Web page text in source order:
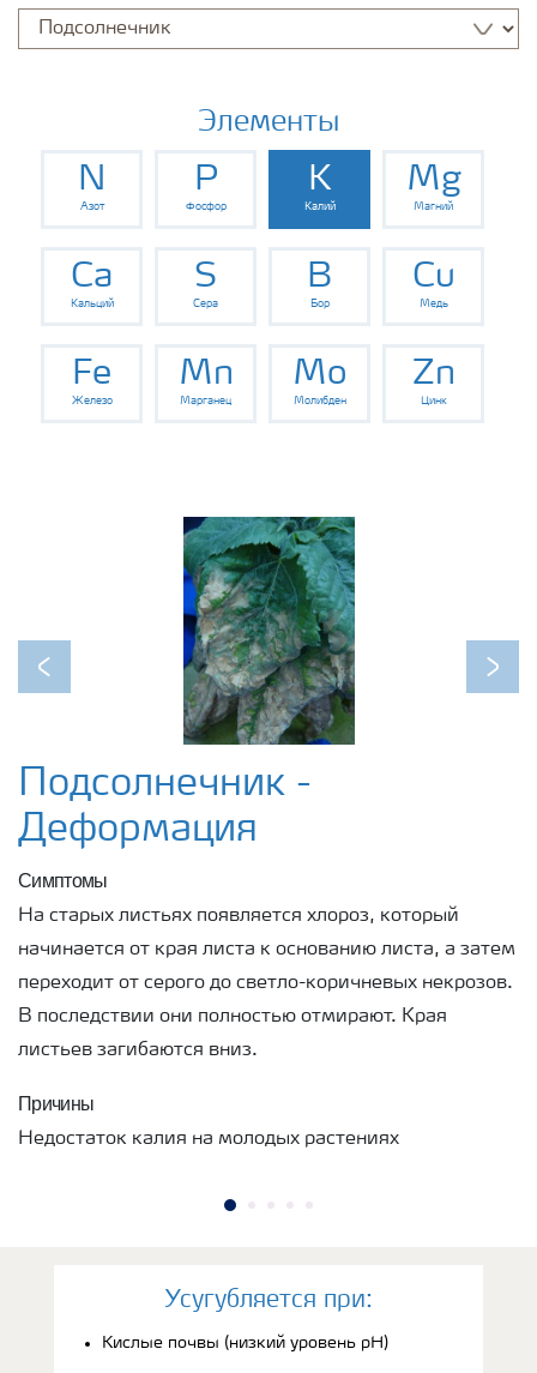
Культуры
Инструменты и сервисы
Хранение удобрений и их безопасность
Элементы
N
Азот
P
Фосфор
K
Калий
Mg
Магний
Ca
Кальций
S
Сера
B
Бор
Cu
Медь
Fe
Железо
Mn
Марганец
Mo
Молибден
Zn
Цинк
Previous Next
Подсолнечник -
Деформация
Симптомы
На старых листьях появляется хлороз, который
начинается от края листа к основанию листа, а затем
переходит от серого до светло-коричневых некрозов.
В последствии они полностью отмирают. Края
листьев загибаются вниз.
Причины
Недостаток калия на молодых растениях
Усугубляется при:
Кислые почвы (низкий уровень рН)